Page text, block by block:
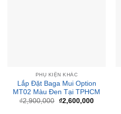
PHỤ KIỆN KHÁC
Lắp Đặt Baga Mui Option
MT02 Màu Đen Tại TPHCM
₫2,900,000 Giá
₫2,600,000Giá